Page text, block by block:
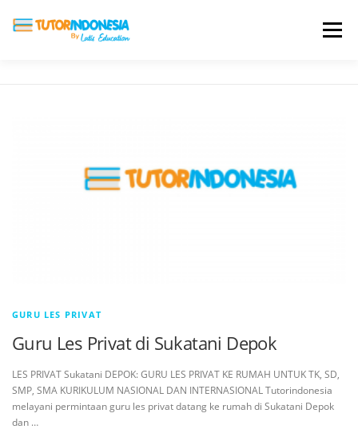
Menu
GURU LES PRIVAT
Guru Les Privat di Sukatani Depok
LES PRIVAT Sukatani DEPOK: GURU LES PRIVAT KE RUMAH UNTUK TK, SD,
SMP, SMA KURIKULUM NASIONAL DAN INTERNASIONAL Tutorindonesia
melayani permintaan guru les privat datang ke rumah di Sukatani Depok
dan …